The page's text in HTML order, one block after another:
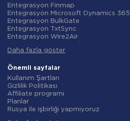
Entegrasyon Airtable
Entegrasyon Google Contacts
Entegrasyon OpenAI (ChatGPT)
Entegrasyon Instagram
Entegrasyon ActiveCampaign
Entegrasyon Typeform
Entegrasyon Salesforce CRM
Entegrasyon Notion
Entegrasyon AWeber
Entegrasyon Asana
Entegrasyon ZOHO CRM
Entegrasyon Webhooks
Entegrasyon GetResponse
Entegrasyon Finmap
Entegrasyon Microsoft Dynamics 365
Entegrasyon BulkGate
Entegrasyon TxtSync
Entegrasyon Wire2Air
Entegrasyon Infobip
Entegrasyon AtomPark
Entegrasyon TXTImpact
Entegrasyon Campaign Monitor
Entegrasyon CM.com
Entegrasyon D7 Networks
Entegrasyon SMS.to
Entegrasyon SMSGlobal
Daha fazla göster
Önemli sayfalar
Kullanım Şartları
Gizlilik Politikası
Affiliate programı
Planlar
Rusya ile işbirliği yapmıyoruz